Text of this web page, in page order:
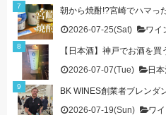
朝から焼酎!?宮崎でハマっ
2026-07-25(Sat)
ワイ
【日本酒】神戸でお酒を
2026-07-07(Tue)
日
BK WINES創業者ブレンダ
2026-07-19(Sun)
ワ